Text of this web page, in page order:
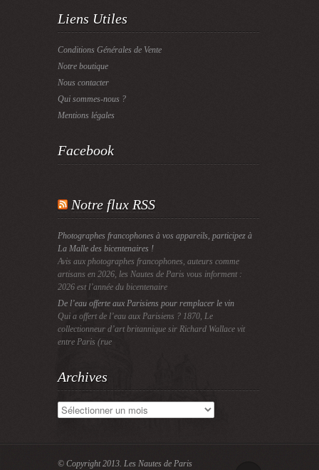
Liens Utiles
Conditions Générales de Vente
Notre boutique
Nous contacter
Qui sommes-nous ?
Mentions légales
Facebook
Notre flux RSS
Photographes francophones à vos appareils, participez à
La Malle des bicentenaires !
Avis aux photographes francophones, auteurs comme
artisans en 2026, les Nautes de Paris vous informent :
2026 est l’année du bicentenaire
De l’eau offerte aux Parisiens pour remplacer le vin
Qui a offert de l’eau aux Parisiens ? 1870, Le
collectionneur d’art britannique sir Richard Wallace vit
entre Paris (rue
Archives
Archives
© Copyright 2013. Les Nautes de Paris